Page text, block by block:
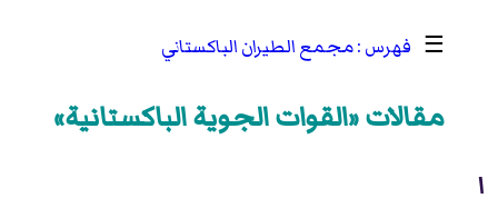
☰ مجمع الطيران الباكستاني
مقالات «القوات الجوية الباكستانية»
ا